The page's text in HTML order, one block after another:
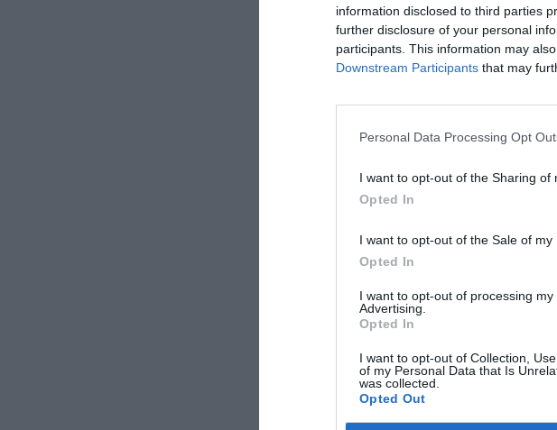
information disclosed to third parties
further disclosure of your personal
participants. This information may
Downstream Participants that may
Personal Data Processing Opt
I want to opt-out of the Sharing of
Opted In
I want to opt-out of the Sale of my
Opted In
I want to opt-out of processing
Advertising.
Opted In
I want to opt-out of Collection,
of my Personal Data that Is
was collected.
Opted Out